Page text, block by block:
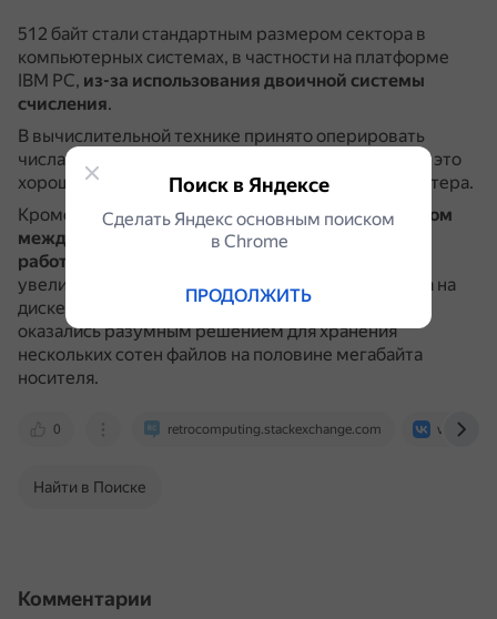
512 байт стали стандартным размером сектора в
компьютерных системах, в частности на платформе
IBM PC, из-за использования двоичной системы
счисления.
В вычислительной технике принято оперировать
числами, являющимися степенями числа 2.
512 — это
хорошая круглая величина для двоичного компьютера.
Кроме того, выбор 512 байт связан с компромиссом
между экономией места на диске и скоростью
работы
увеличиваются накладные расходы, объём поиска на
диске и работа становится медленнее.
оказались разумным решением для хранения
нескольких сотен файлов на половине мегабайта
носителя.
0 retrocomputing.stackexchange.com vk.com
Найти в Поиске
Комментарии
Поиск в Яндексе
Сделать Яндекс основным поиском
в Сhrome
ПРОДОЛЖИТЬ